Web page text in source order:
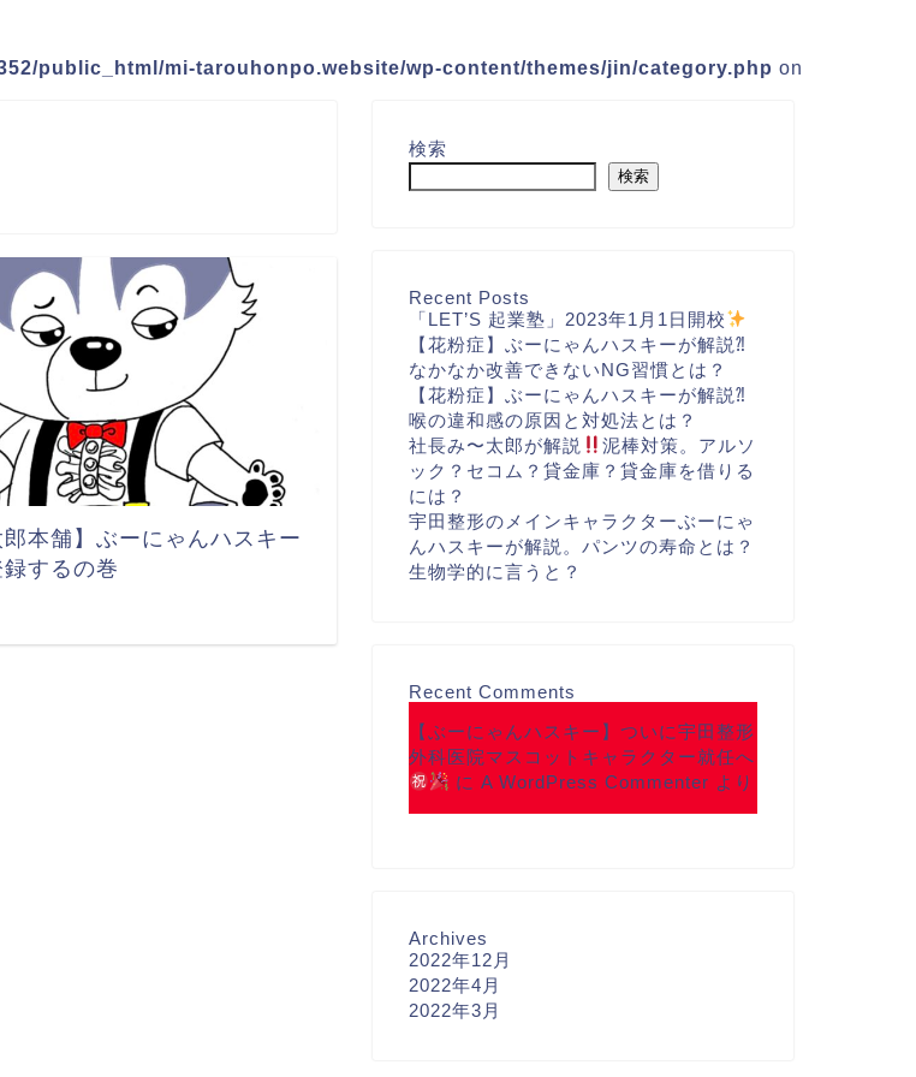
public_html/mi-tarouhonpo.website/wp-content/themes/jin/category.php on
郎本舗】ぶーにゃんハスキー
するの巻
検索
検索
Recent Posts
「LET’S 起業塾」2023年1月1日開校
【花粉症】ぶーにゃんハスキーが解説⁈
なかなか改善できないNG習慣とは？
【花粉症】ぶーにゃんハスキーが解説⁈
喉の違和感の原因と対処法とは？
社長み〜太郎が解説
泥棒対策。アルソ
ック？セコム？貸金庫？貸金庫を借りる
には？
宇田整形のメインキャラクターぶーにゃ
んハスキーが解説。パンツの寿命とは？
生物学的に言うと？
Recent Comments
【ぶーにゃんハスキー】ついに宇田整形
外科医院マスコットキャラクター就任へ
にA WordPress Commenter より
Archives
2022年12月
2022年4月
2022年3月